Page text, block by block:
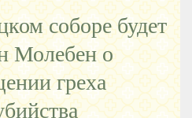
соборе будет
Молебен о
греха